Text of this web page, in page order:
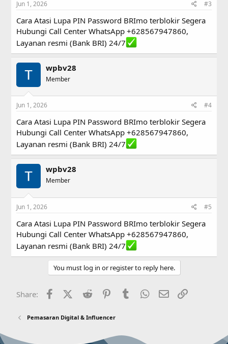
Jun 1, 2026 #3
Cara Atasi Lupa PIN Password BRImo terblokir Segera
Hubungi Call Center WhatsApp +628567947860,
Layanan resmi (Bank BRI) 24/7
wpbv28
Member
Jun 1, 2026 #4
Cara Atasi Lupa PIN Password BRImo terblokir Segera
Hubungi Call Center WhatsApp +628567947860,
Layanan resmi (Bank BRI) 24/7
wpbv28
Member
Jun 1, 2026 #5
Cara Atasi Lupa PIN Password BRImo terblokir Segera
Hubungi Call Center WhatsApp +628567947860,
Layanan resmi (Bank BRI) 24/7
You must log in or register to reply here.
Share: FacebookX (Twitter)
Reddit PinterestTumblr WhatsApp
Email
Pemasaran Digital & Influencer